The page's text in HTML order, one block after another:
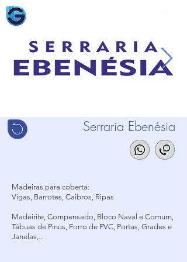
Serraria Ebenésia
Madeiras para coberta:
Vigas, Barrotes, Caibros, Ripas
Madeirite, Compensado, Bloco Naval e Comum,
Tábuas de Pinus, Forro de PVC, Portas, Grades e
Janelas,...